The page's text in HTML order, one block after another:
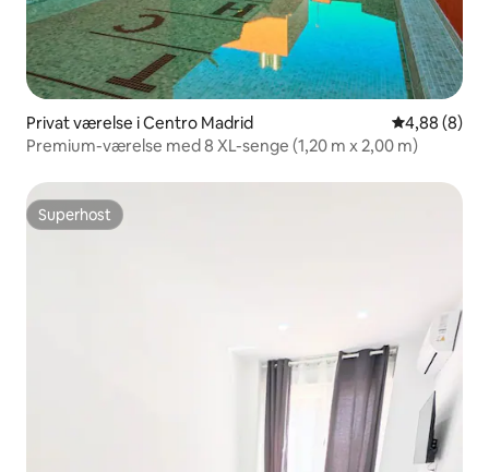
Privat værelse i Centro Madrid 4,88 ud af 5
4,88 (8)
Premium-værelse med 8 XL-senge (1,20 m x 2,00 m)
Superhost
Superhost